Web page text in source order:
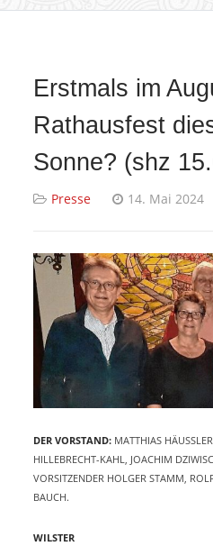
Erstmals im
Rathausfest
Sonne? (shz
Presse 14. Mai 2024
DER VORSTAND: MATTHIAS
HILLEBRECHT-KAHL, JOACHIM
VORSITZENDER HOLGER STAMM,
BAUCH.
WILSTER